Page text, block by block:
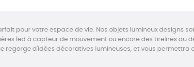
pour votre espace de vie. Nos objets lumineux designs
led à capteur de mouvement ou encore des tirelires au
regorge d'idées décoratives lumineuses, et vous permettra